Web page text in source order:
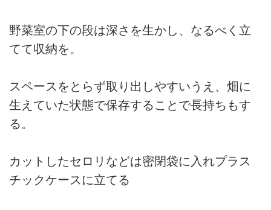
野菜室の下の段は深さを生かし、なるべく立
てて収納を。
スペースをとらず取り出しやすいうえ、畑に
生えていた状態で保存することで長持ちもす
る。
カットしたセロリなどは密閉袋に入れプラス
チックケースに立てる